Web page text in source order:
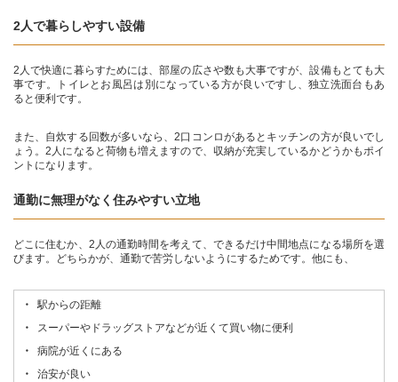
2人で暮らしやすい設備
2人で快適に暮らすためには、部屋の広さや数も大事ですが、設備もとても大
事です。トイレとお風呂は別になっている方が良いですし、独立洗面台もあ
ると便利です。
また、自炊する回数が多いなら、2口コンロがあるとキッチンの方が良いでし
ょう。2人になると荷物も増えますので、収納が充実しているかどうかもポイ
ントになります。
通勤に無理がなく住みやすい立地
どこに住むか、2人の通勤時間を考えて、できるだけ中間地点になる場所を選
びます。どちらかが、通勤で苦労しないようにするためです。他にも、
駅からの距離
スーパーやドラッグストアなどが近くて買い物に便利
病院が近くにある
治安が良い